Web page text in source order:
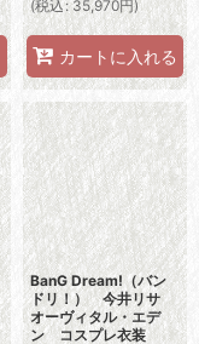
(税込: 35,970円)
カートに入れる
BanG Dream!（バン
ドリ！） 今井リサ
オーヴィタル・エデ
ン コスプレ衣装